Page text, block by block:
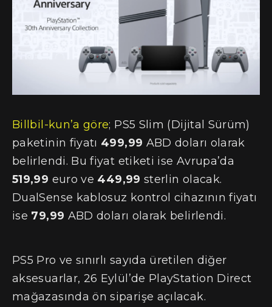
Billbil-kun’a göre; PS5 Slim (Dijital Sürüm)
paketinin fiyatı 499,99 ABD doları olarak
belirlendi. Bu fiyat etiketi ise Avrupa’da
519,99 euro ve 449,99 sterlin olacak.
DualSense kablosuz kontrol cihazının fiyatı
ise 79,99 ABD doları olarak belirlendi.
PS5 Pro ve sınırlı sayıda üretilen diğer
aksesuarlar, 26 Eylül’de PlayStation Direct
mağazasında ön siparişe açılacak.